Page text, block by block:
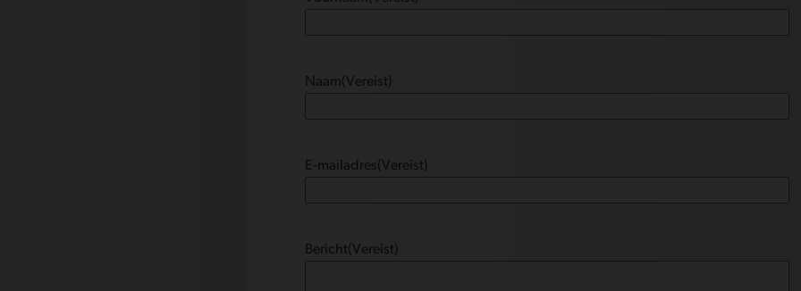
Naam (Vereist)
E-mailadres (Vereist)
Bericht (Vereist)